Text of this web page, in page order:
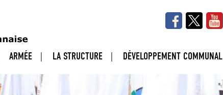
ARMÉE LA STRUCTURE DÉVELOPPEMENT COMMUNAL